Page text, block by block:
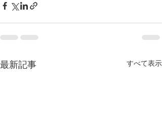
最新記事 すべて表示